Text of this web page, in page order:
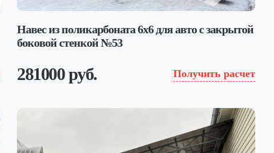
Навес из поликарбоната 6х6 для авто с закрытой
боковой стенкой №53
281000 руб. Получить расчет